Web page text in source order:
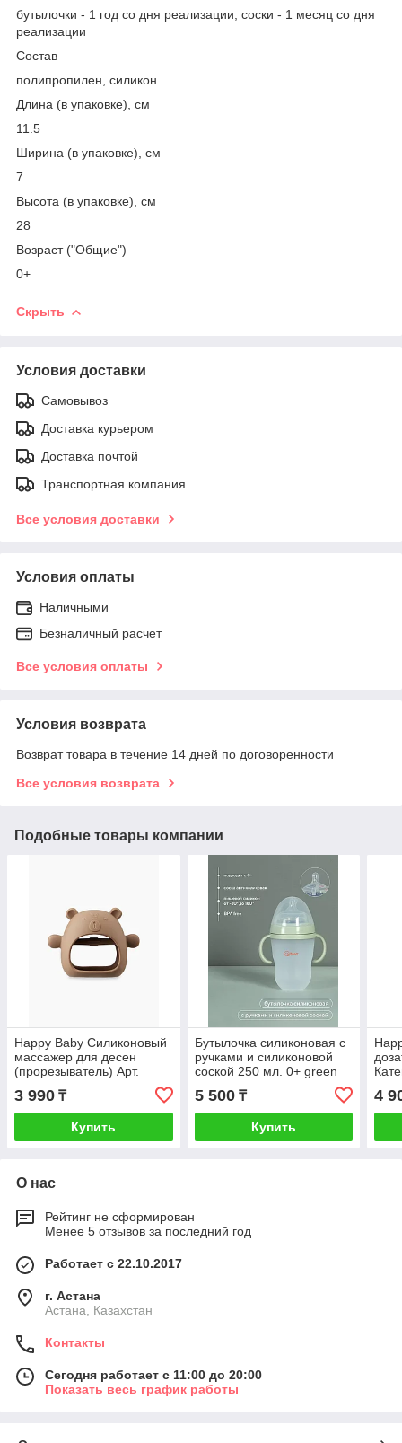
бутылочки - 1 год со дня реализации, соски - 1 месяц со дня
реализации
Состав
полипропилен, силикон
Длина (в упаковке), см
11.5
Ширина (в упаковке), см
7
Высота (в упаковке), см
28
Возраст ("Общие")
0+
Скрыть
Условия доставки
Самовывоз
Доставка курьером
Доставка почтой
Транспортная компания
Все условия доставки
Условия оплаты
Наличными
Безналичный расчет
Все условия оплаты
Условия возврата
Возврат товара в течение 14 дней по договоренности
Все условия возврата
Подобные товары компании
Happy Baby Силиконовый
массажер для десен
(прорезыватель) Арт.
20039 Цвета: caramel
3 990 ₸
Купить
Бутылочка силиконовая с
ручками и силиконовой
соской 250 мл. 0+ green
5 500₸
Купить
4
О нас
Рейтинг не сформирован
Менее 5 отзывов за последний год
Работает с 22.10.2017
г. Астана
Астана, Казахстан
Контакты
Сегодня работает с 11:00 до 20:00
Показать весь график работы